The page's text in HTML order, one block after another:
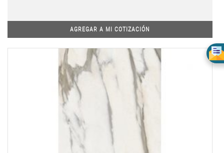
AGREGAR A MI COTIZACIÓN